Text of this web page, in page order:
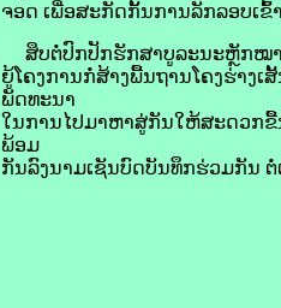
ຈອດ ເພື່ອສະກັດກັ້ນການລັກລອບເ
ສຶບຕໍ່ປົກປັກຮັກສາບູລະນະຫຼັກໝາ
ຍູ້ໂຄງການກໍ່ສ້າງພື້ນຖານໂຄງຮ່າງ
ພັດທະນາ
ໃນການໄປມາຫາສູ່ກັນໃຫ້ສະດວກຂື້
ພ້ອມ
ກັນລົງນາມເຊັນບົດບັນທຶກຮ່ວມກັນ